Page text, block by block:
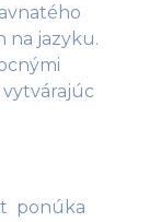
na jazyku.
ponúka